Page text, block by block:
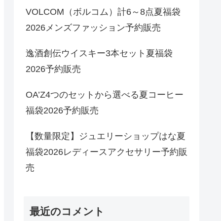
VOLCOM（ボルコム）計6～8点夏福袋
2026メンズファッション予約販売
逸酒創伝ウイスキー3本セット夏福袋
2026予約販売
OA’Z4つのセットから選べる夏コーヒー
福袋2026予約販売
【数量限定】ジュエリーショップはな夏
福袋2026レディースアクセサリー予約販
売
最近のコメント